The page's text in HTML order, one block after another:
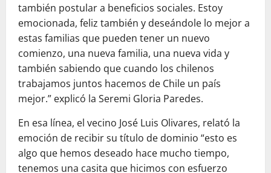
también postular a beneficios sociales. Estoy
emocionada, feliz también y deseándole lo mejor a
estas familias que pueden tener un nuevo
comienzo, una nueva familia, una nueva vida y
también sabiendo que cuando los chilenos
trabajamos juntos hacemos de Chile un país
mejor.” explicó la Seremi Gloria Paredes.
En esa línea, el vecino José Luis Olivares, relató la
emoción de recibir su título de dominio “esto es
algo que hemos deseado hace mucho tiempo,
tenemos una casita que hicimos con esfuerzo